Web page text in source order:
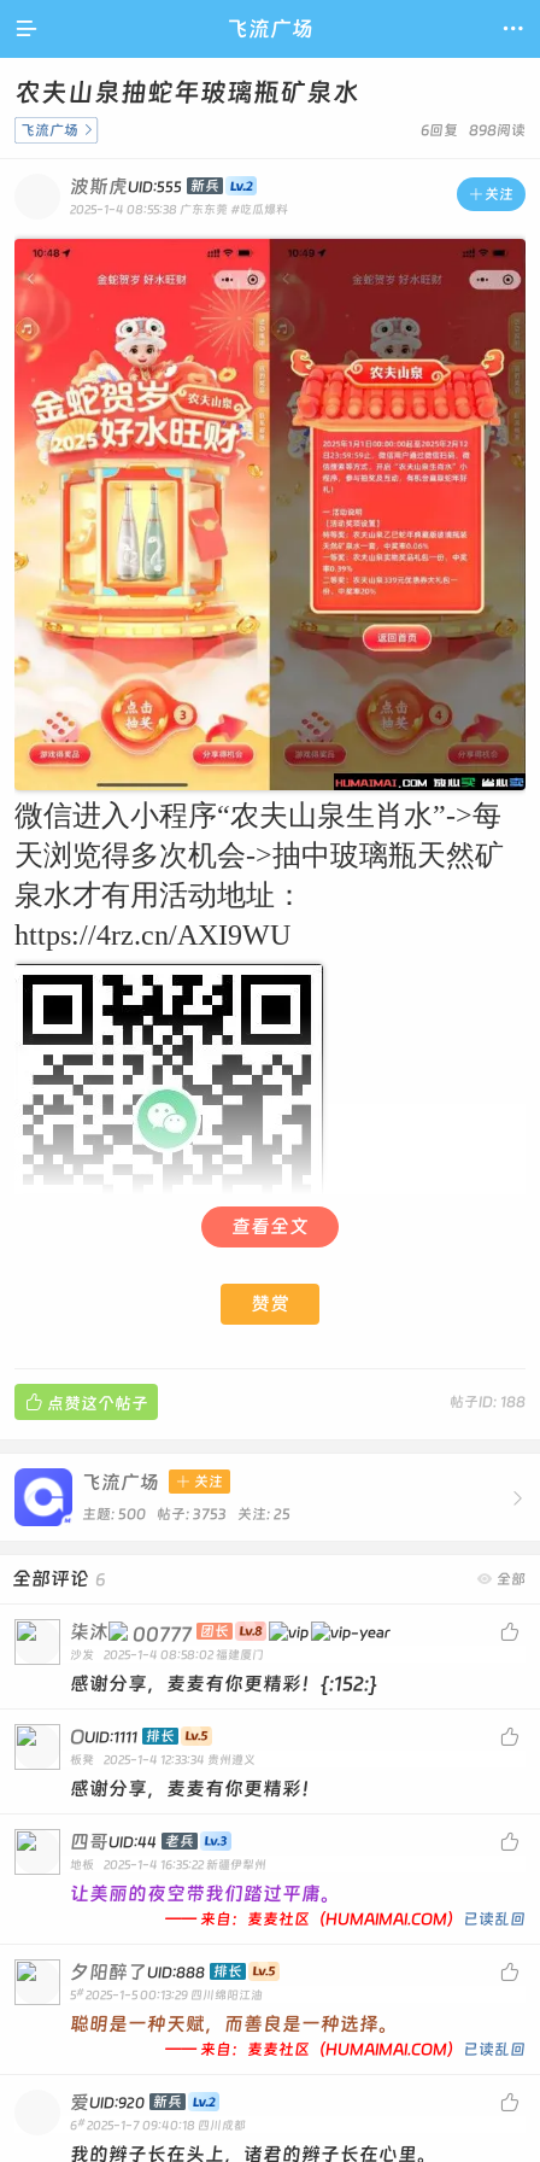
 飞流广场 
农夫山泉抽蛇年玻璃瓶矿泉水
6回复 898阅读
飞流广场 
 关注
波斯虎UID:555 新兵
2025-1-4 08:55:38 广东东莞 #吃瓜爆料
微信进入小程序“农夫山泉生肖水”->每
天浏览得多次机会->抽中玻璃瓶天然矿
泉水才有用活动地址：
https://4rz.cn/AXI9WU
查看全文
赞赏
帖子ID: 188
 点赞这个帖子

飞流广场  关注
主题: 500 帖子: 3753 关注: 25
 全部
全部评论 6

柒沐 00777 团长
沙发 2025-1-4 08:58:02 福建厦门
感谢分享，麦麦有你更精彩！{:152:}

OUID:1111 排长
板凳 2025-1-4 12:33:34 贵州遵义
感谢分享，麦麦有你更精彩！

四哥UID:44 老兵
地板 2025-1-4 16:35:22 新疆伊犁州
让美丽的夜空带我们踏过平庸。
—— 来自：麦麦社区（HUMAIMAI.COM） 已读乱回

夕阳醉了UID:888 排长
5# 2025-1-5 00:13:29 四川绵阳江油
聪明是一种天赋，而善良是一种选择。
—— 来自：麦麦社区（HUMAIMAI.COM） 已读乱回

爱UID:920 新兵
6# 2025-1-7 09:40:18 四川成都
我的辫子长在头上，诸君的辫子长在心里。